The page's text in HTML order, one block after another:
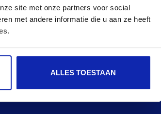
site met onze partners voor social
met andere informatie die u aan ze heeft
ALLES TOESTAAN
expertise in webdesign,
aantrekkelijke en goed functionerende
hebben we voor de website de